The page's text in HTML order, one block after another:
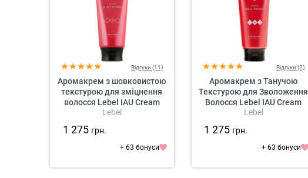
Відгуки (11)
Аромакрем з шовковистою
текстурою для зміцнення
волосся Lebel IAU Cream
Silky Repair
Lebel
1 275 грн.
+ 63 бонуси
Відгуки (2)
Аромакрем з Танучою
Текстурою для Зволоження
Волосся Lebel IAU Cream
Melt Repair
Lebel
1 275 грн.
+ 63 бонуси